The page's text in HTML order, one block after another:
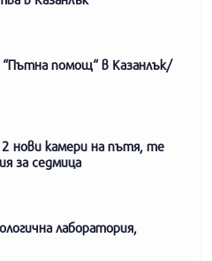
помощ“ в Казанлък/
нови камери на пътя, те
за седмица
лаборатория,